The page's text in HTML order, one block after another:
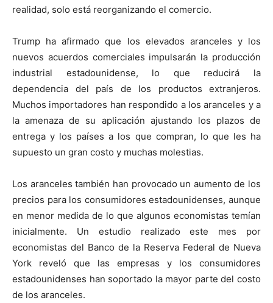
realidad, solo está reorganizando el comercio.
Trump ha afirmado que los elevados aranceles y los
nuevos acuerdos comerciales impulsarán la producción
industrial estadounidense, lo que reducirá la
dependencia del país de los productos extranjeros.
Muchos importadores han respondido a los aranceles y a
la amenaza de su aplicación ajustando los plazos de
entrega y los países a los que compran, lo que les ha
supuesto un gran costo y muchas molestias.
Los aranceles también han provocado un aumento de los
precios para los consumidores estadounidenses, aunque
en menor medida de lo que algunos economistas temían
inicialmente. Un estudio realizado este mes por
economistas del Banco de la Reserva Federal de Nueva
York reveló que las empresas y los consumidores
estadounidenses han soportado la mayor parte del costo
de los aranceles.